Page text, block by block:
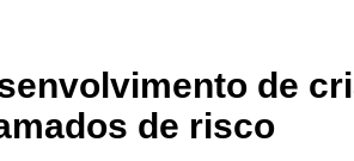
de
de risco